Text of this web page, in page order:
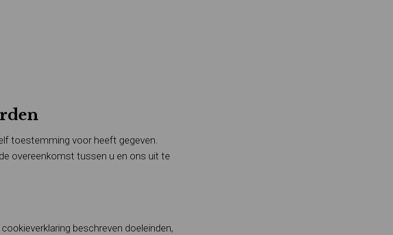
toestemming voor heeft gegeven.
overeenkomst tussen u en ons uit te
beschreven doeleinden,